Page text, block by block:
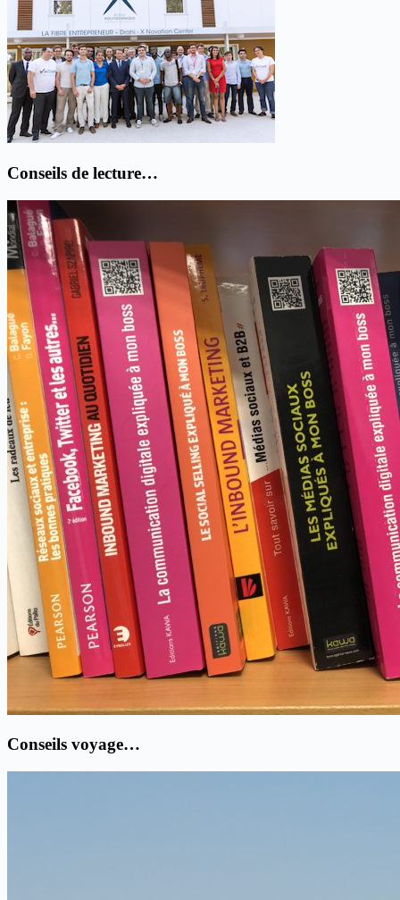
Conseils de lecture…
Conseils voyage…